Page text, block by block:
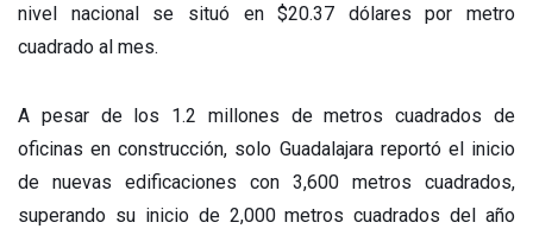
nivel nacional se situó en $20.37 dólares por metro
cuadrado al mes.
A pesar de los 1.2 millones de metros cuadrados de
oficinas en construcción, solo Guadalajara reportó el inicio
de nuevas edificaciones con 3,600 metros cuadrados,
superando su inicio de 2,000 metros cuadrados del año